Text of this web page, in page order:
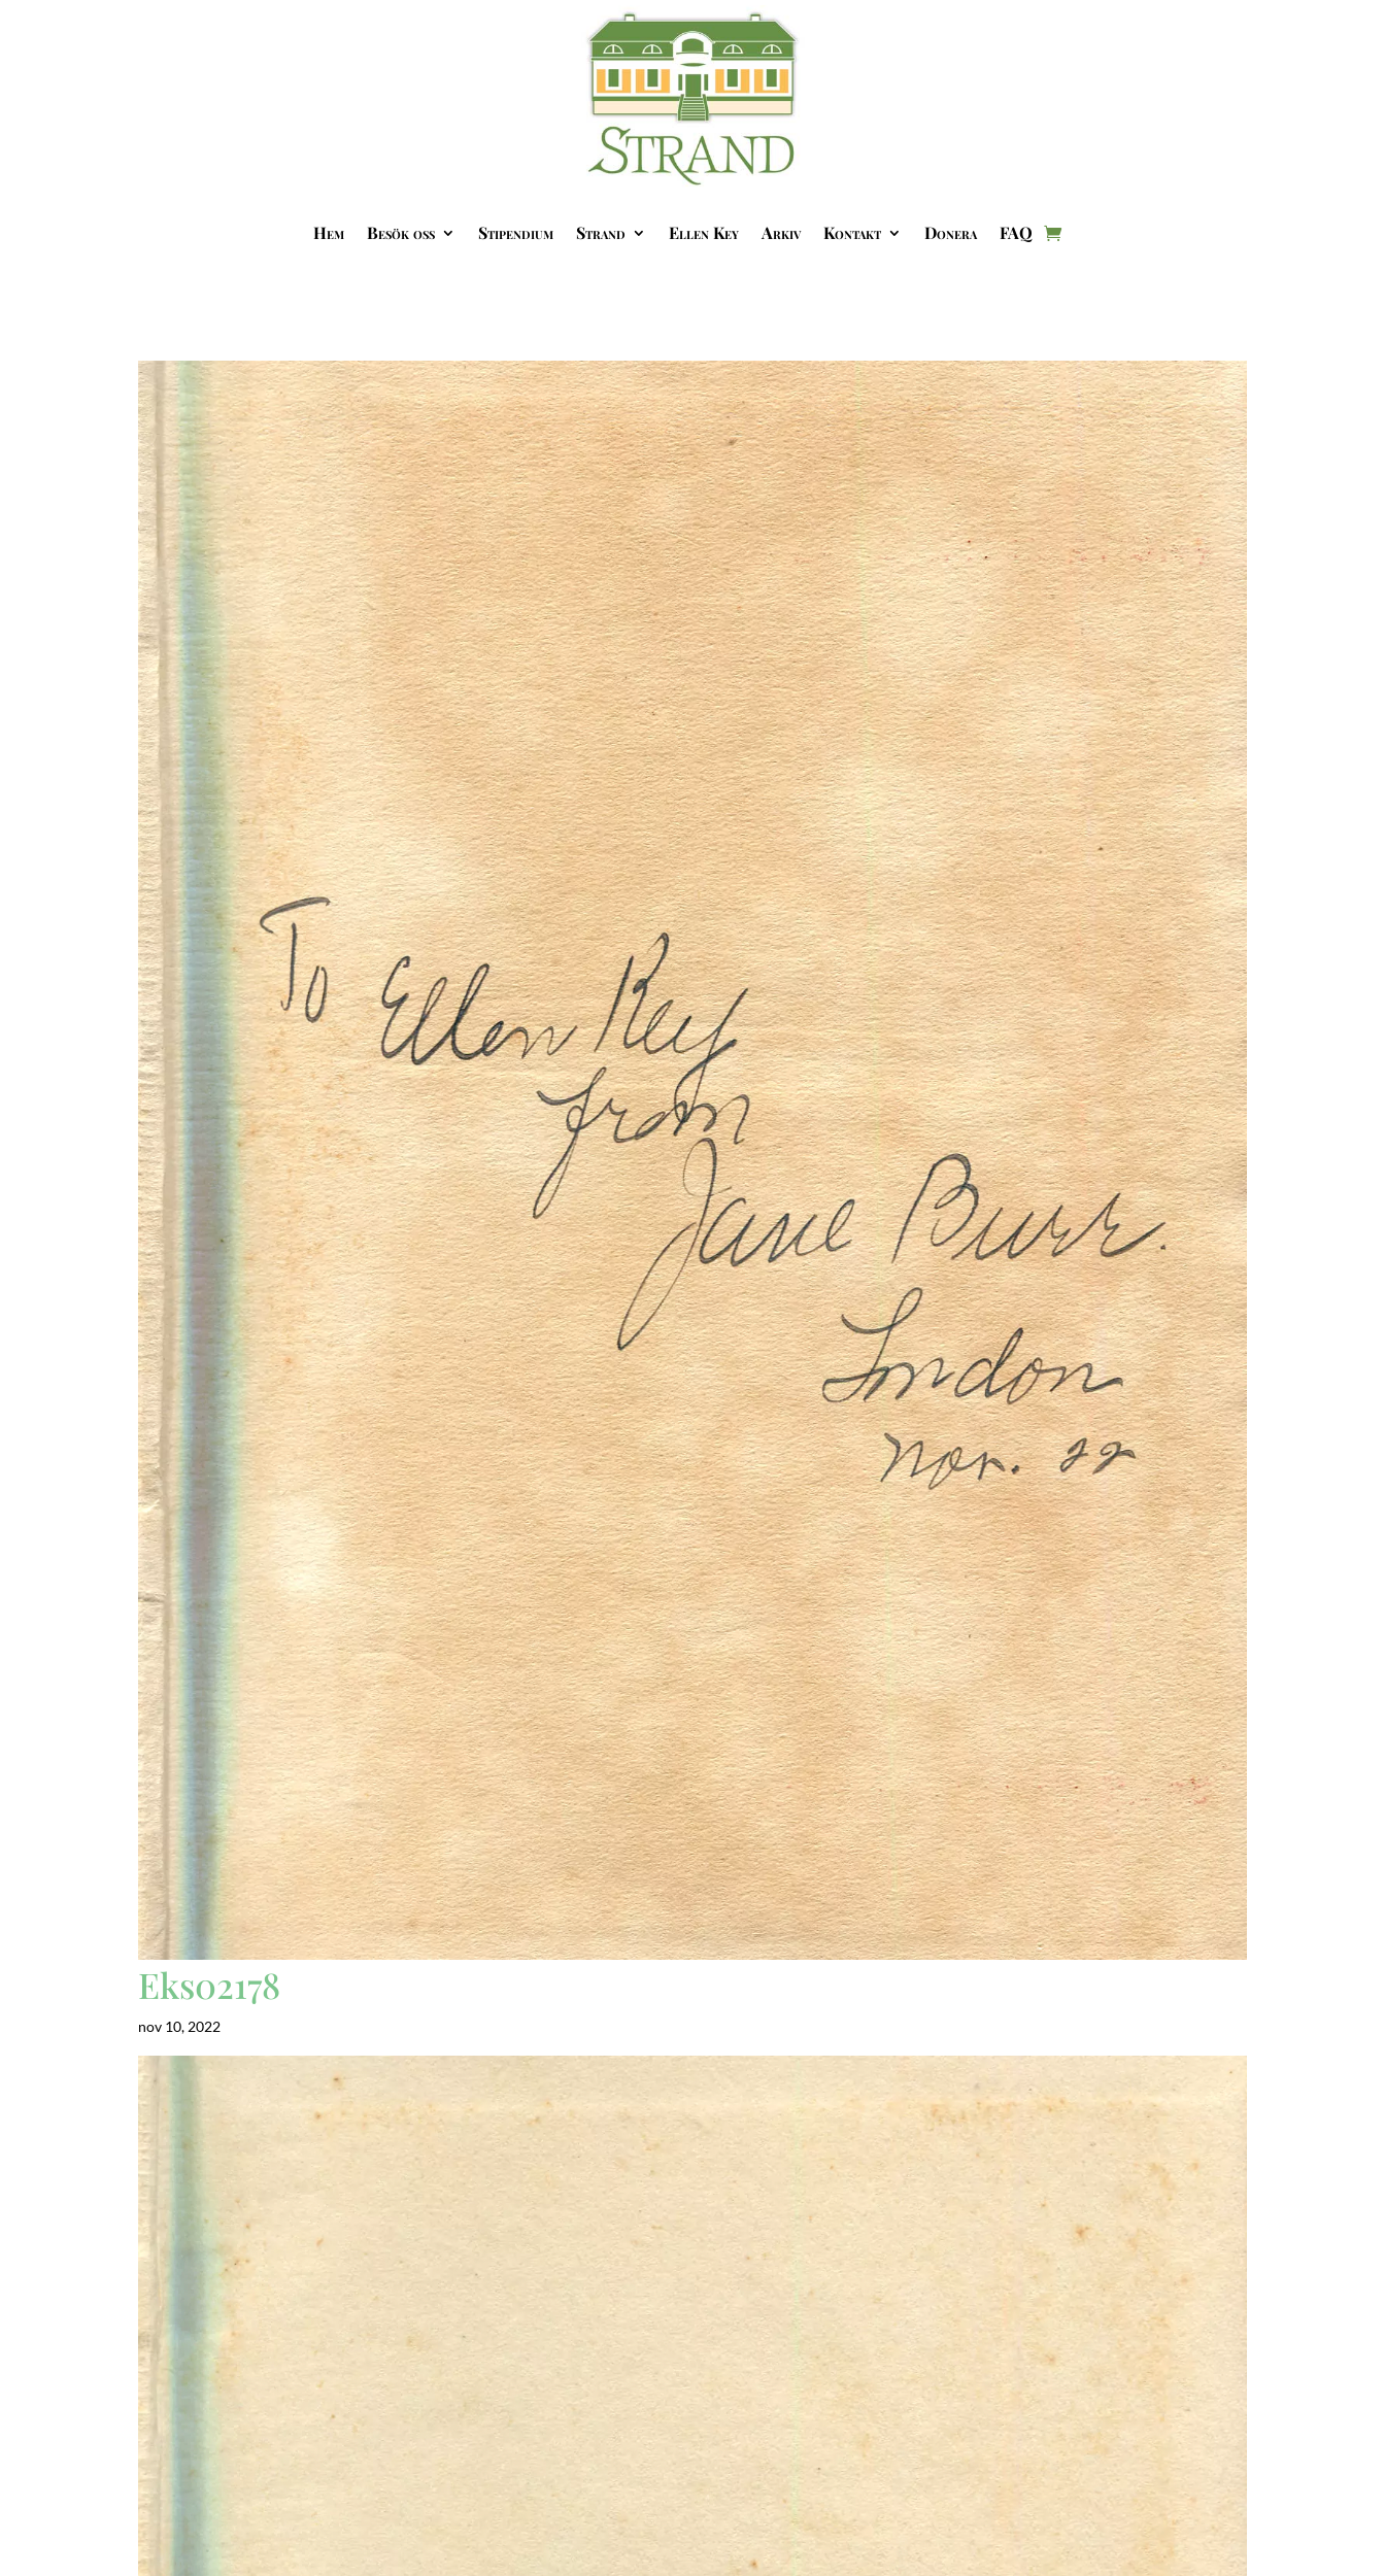
Hem Besök oss Stipendium Strand Ellen Key Arkiv Kontakt Donera FAQ
Eks02178
nov 10, 2022